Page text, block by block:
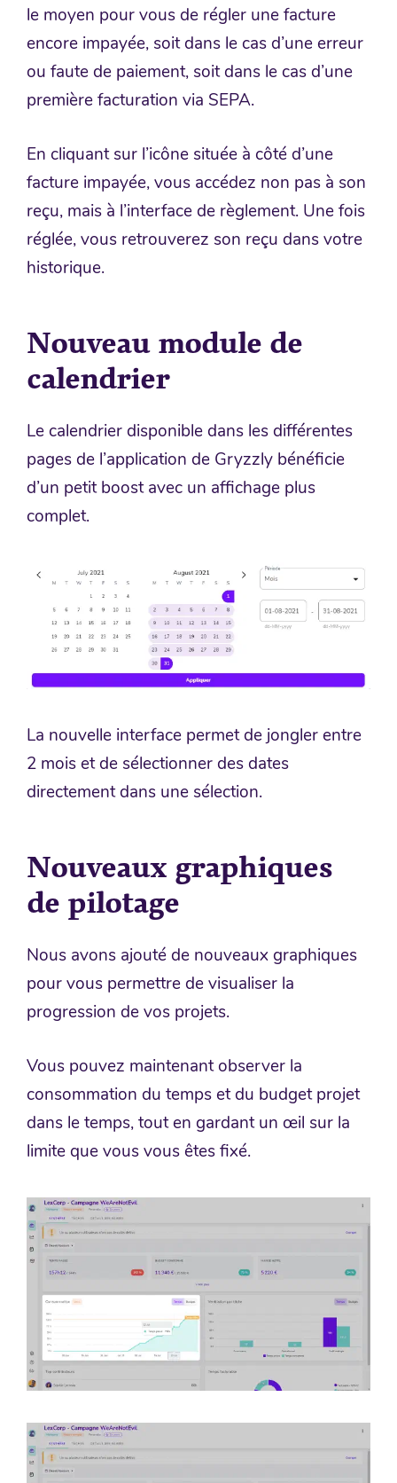
le moyen pour vous de régler une facture
encore impayée, soit dans le cas d’une erreur
ou faute de paiement, soit dans le cas d’une
première facturation via SEPA.
En cliquant sur l’icône située à côté d’une
facture impayée, vous accédez non pas à son
reçu, mais à l’interface de règlement. Une fois
réglée, vous retrouverez son reçu dans votre
historique.
Nouveau module de
calendrier
Le calendrier disponible dans les différentes
pages de l’application de Gryzzly bénéficie
d’un petit boost avec un affichage plus
complet.
La nouvelle interface permet de jongler entre
2 mois et de sélectionner des dates
directement dans une sélection.
Nouveaux graphiques
de pilotage
Nous avons ajouté de nouveaux graphiques
pour vous permettre de visualiser la
progression de vos projets.
Vous pouvez maintenant observer la
consommation du temps et du budget projet
dans le temps, tout en gardant un œil sur la
limite que vous vous êtes fixé.